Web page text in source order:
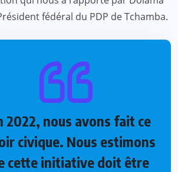
fédéral du PDP de Tchamba.
2022, nous avons fait ce
civique. Nous estimons
cette initiative doit être